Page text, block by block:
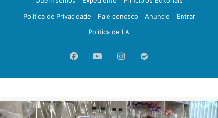
Política de Privacidade
Fale conosco Anuncie
Entrar
Política de I.A
FacebookYouTubeInstagram
Spotify